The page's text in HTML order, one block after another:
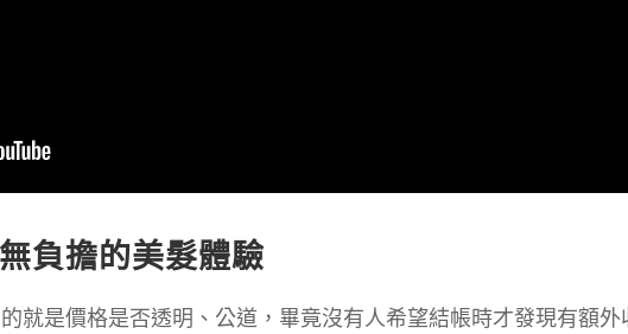
負擔的美髮體驗
就是價格是否透明、公道，畢竟沒有人希望結帳時才發現有額外